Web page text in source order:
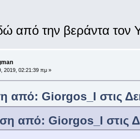
από την βεράντα τον
2019, 02:21:39 πμ »
από: Giorgos_I στις
από: Giorgos_I στις